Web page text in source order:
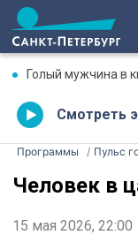
Голый мужчина в квартире
Смотреть
Программы Пульс
Человек в
15 мая 2026, 22:00